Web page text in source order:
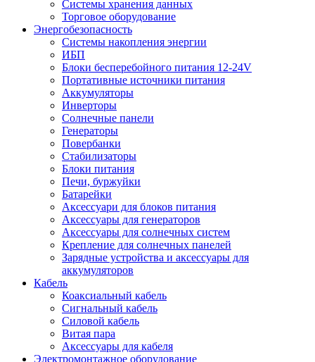
Системы хранения данных
Торговое оборудование
Энергобезопасность
Системы накопления энергии
ИБП
Блоки бесперебойного питания 12-24V
Портативные источники питания
Аккумуляторы
Инверторы
Солнечные панели
Генераторы
Повербанки
Стабилизаторы
Блоки питания
Печи, буржуйки
Батарейки
Аксессуари для блоков питания
Аксессуары для генераторов
Аксессуары для солнечных систем
Крепление для солнечных панелей
Зарядные устройства и аксессуары для
аккумуляторов
Кабель
Коаксиальный кабель
Сигнальный кабель
Силовой кабель
Витая пара
Аксессуары для кабеля
Электромонтажное оборудование